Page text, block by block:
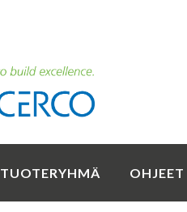
TUOTERYHMÄ OHJEET